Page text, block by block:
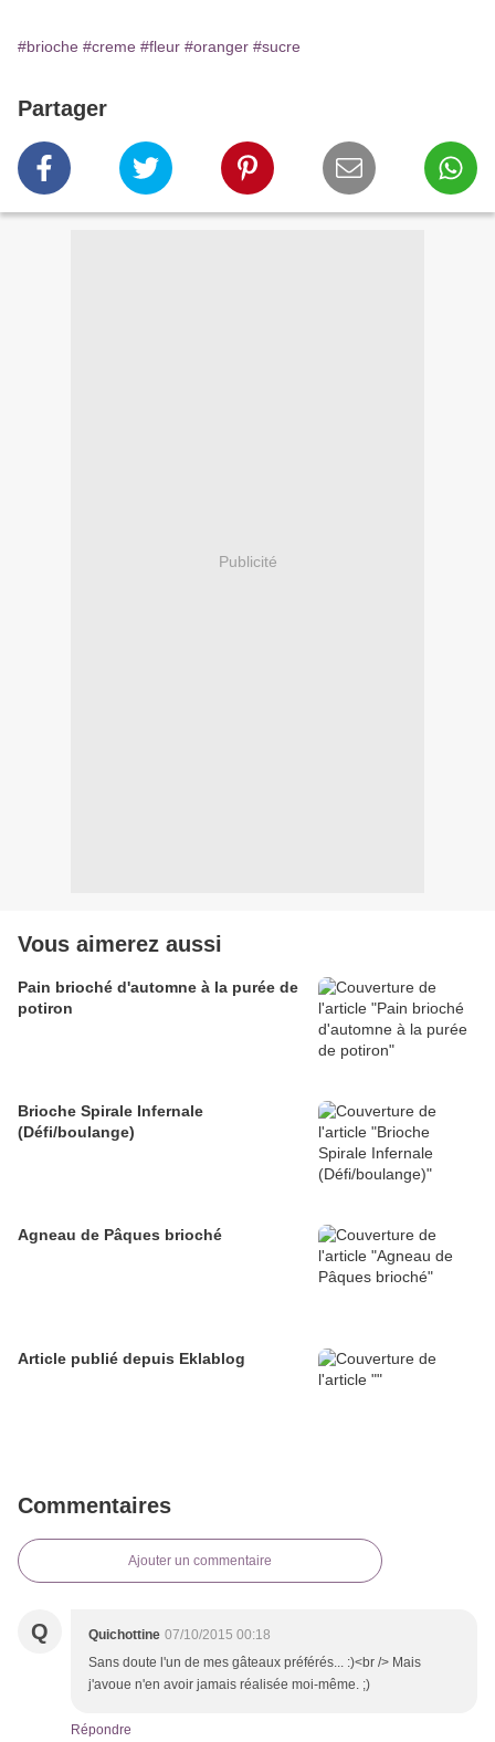
#brioche #creme #fleur #oranger #sucre
Partager
Publicité
Vous aimerez aussi
Pain brioché d'automne à la purée de
potiron
Brioche Spirale Infernale
(Défi/boulange)
Agneau de Pâques brioché
Article publié depuis Eklablog
Commentaires
Ajouter un commentaire
Q Quichottine 07/10/2015 00:18
Sans doute l'un de mes gâteaux préférés... :)<br /> Mais
j'avoue n'en avoir jamais réalisée moi-même. ;)
Répondre